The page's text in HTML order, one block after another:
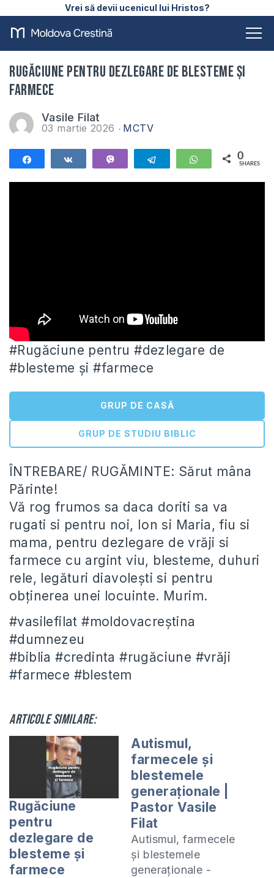
Vrei să devii ucenicul lui Hristos?
Rugăciune pentru dezlegare de blesteme și
farmece
Vasile Filat
03 martie 2026 MCTV
Telegram WhatsApp
0
SHARES
#Rugăciune pentru #dezlegare de
#blesteme și #farmece
GRUP DE CASĂ
GRUP DE STUDIU BIBLIC
ÎNTREBARE/ RUGĂMINTE: Sărut mâna
Părinte!
Vă rog frumos sa daca doriti sa va
rugati si pentru noi, Ion si Maria, fiu si
mama, pentru dezlegare de vrăji si
farmece cu argint viu, blesteme, duhuri
rele, legături diavolești si pentru
obținerea unei locuinte. Murim.
#vasilefilat #moldovacreștina
#dumnezeu
#biblia #credinta #rugăciune #vrăji
#farmece #blestem
Articole similare:
Rugăciune
pentru
dezlegare de
blesteme și
farmece
Autismul,
farmecele și
blestemele
generaționale |
Pastor Vasile
Filat
Autismul, farmecele
și blestemele
generaționale -